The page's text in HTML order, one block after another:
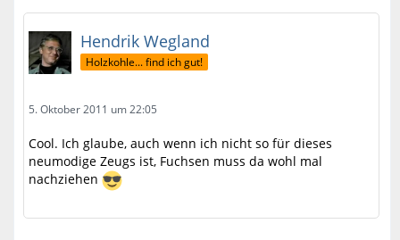
Hendrik Wegland
Holzkohle... find ich gut!
5. Oktober 2011 um 22:05
Cool. Ich glaube, auch wenn ich nicht so für dieses
neumodige Zeugs ist, Fuchsen muss da wohl mal
nachziehen